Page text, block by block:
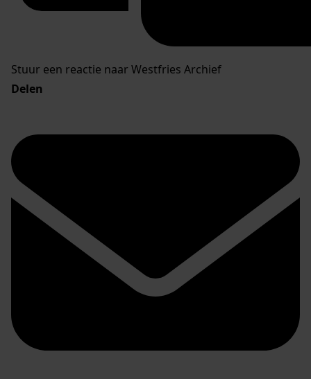
Stuur een reactie naar Westfries Archief
Delen